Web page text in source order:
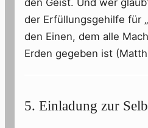
den Geist. Und wer
der Erfüllungsgehilfe für
den Einen, dem alle
Erden gegeben ist
5. Einladung zur